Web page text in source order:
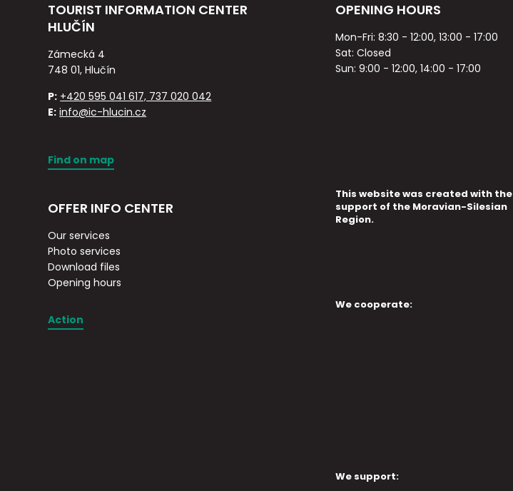
TOURIST INFORMATION CENTER
HLUČÍN
Zámecká 4
748 01, Hlučín
P: +420 595 041 617, 737 020 042
E: info@ic-hlucin.cz
Find on map
OFFER INFO CENTER
Our services
Photo services
Download files
Opening hours
Action
OPENING HOURS
Mon-Fri: 8:30 - 12:00, 13:00 - 17:00
Sat: Closed
Sun: 9:00 - 12:00, 14:00 - 17:00
This website was created with the
support of the Moravian-Silesian
Region.
We cooperate:
We support: